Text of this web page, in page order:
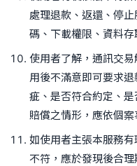
處理退款、返還、停
碼、下載權限、資料
使用者了解，通訊交
用後不滿意即可要求
疵、是否符合約定、
賠償之情形，應依個
如使用者主張本服務
不符，應於發現後合